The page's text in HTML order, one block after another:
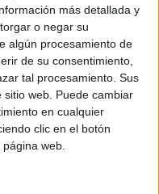
más detallada y
o negar su
algún procesamiento de
de su consentimiento,
tal procesamiento. Sus
web. Puede cambiar
en cualquier
clic en el botón
web.
apelación que
contra el auto dictado
número 5 favorable
de “garantizar”
que sirvan como